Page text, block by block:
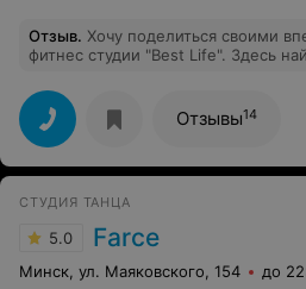
Отзыв. Хочу поделиться своими
фитнес студии "Best Life". Здесь
возраста, уровня подготовки.
боишься танцевать - затанцуешь,
растянут, не можешь похудеть -
похудеешь) Татьяна - ходячая
хорошим настроением, Кристина
красивые связки, после которых
танцевать дальше. Часто
все друг друга знают, на
интересно. Девочки, спасибо за
Отзывы14
СТУДИЯ ТАНЦА
5.0 Farce
Минск, ул. Маяковского, 154 до